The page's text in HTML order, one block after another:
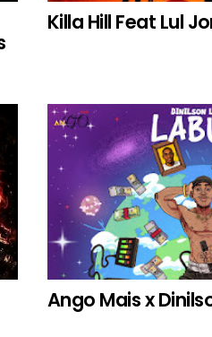
Killa Hill Feat Lul
Ango Mais x